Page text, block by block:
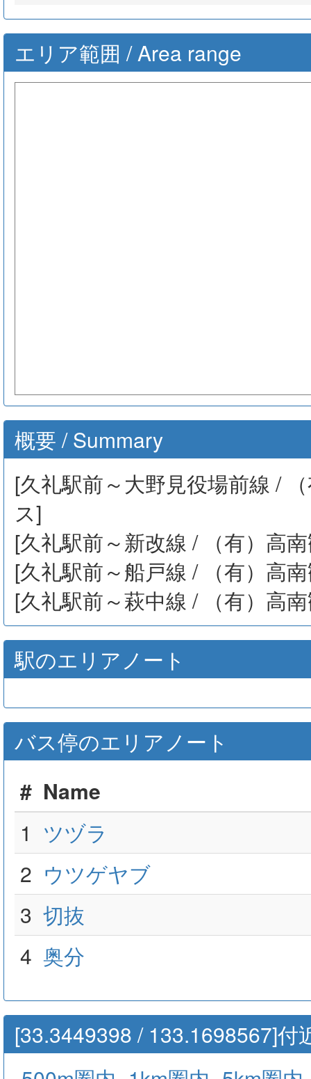
エリア範囲 / Area range
概要 / Summary
[久礼駅前～大野見役場前線 /
ス]
[久礼駅前～新改線 / （有）高
[久礼駅前～船戸線 / （有）高
[久礼駅前～萩中線 / （有）高
駅のエリアノート
バス停のエリアノート
# Name
1 ツヅラ
2 ウツゲヤブ
3 切抜
4 奥分
[33.3449398 / 133.1698567]付